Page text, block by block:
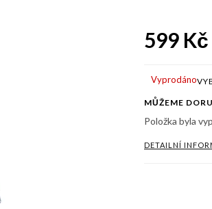
599 Kč
cena:
Vyprodáno
MŮŽEME
Položka byla
DETAILNÍ